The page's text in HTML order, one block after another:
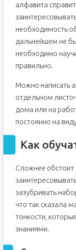
алфавита
необходимость
дальнейшем не
необходимо
правильно.
Можно написать
отдельном
дома или на
постоянно на
Как
Сложнее обстоит
зазубривать
что так сказала
тонкости,
знаниями.